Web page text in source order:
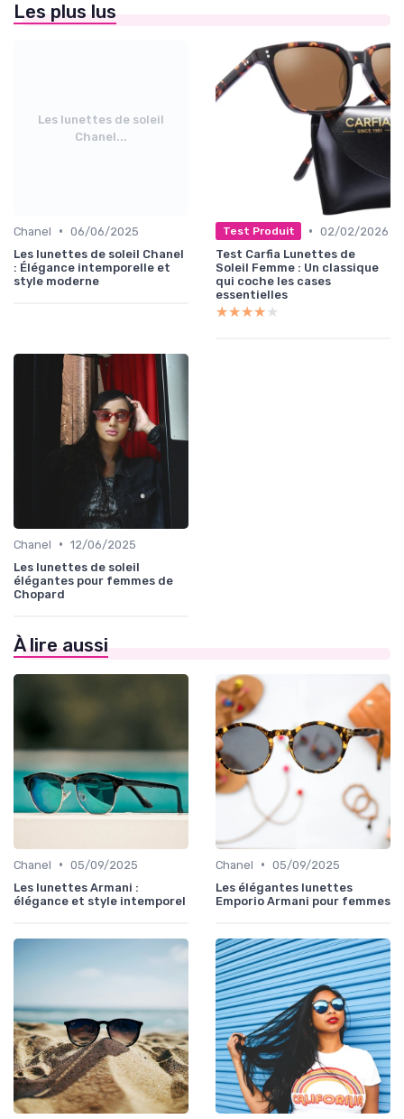
Les plus lus
Les lunettes de soleil
Chanel...
Chanel • 06/06/2025
Les lunettes de soleil Chanel
: Élégance intemporelle et
style moderne
Test Produit • 02/02/2026
Test Carfia Lunettes de
Soleil Femme : Un classique
qui coche les cases
essentielles
★★★★★
★★★★★
Chanel • 12/06/2025
Les lunettes de soleil
élégantes pour femmes de
Chopard
À lire aussi
Chanel • 05/09/2025
Les lunettes Armani :
élégance et style intemporel
Chanel • 05/09/2025
Les élégantes lunettes
Emporio Armani pour femmes